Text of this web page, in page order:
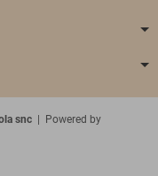
snc | Powered by